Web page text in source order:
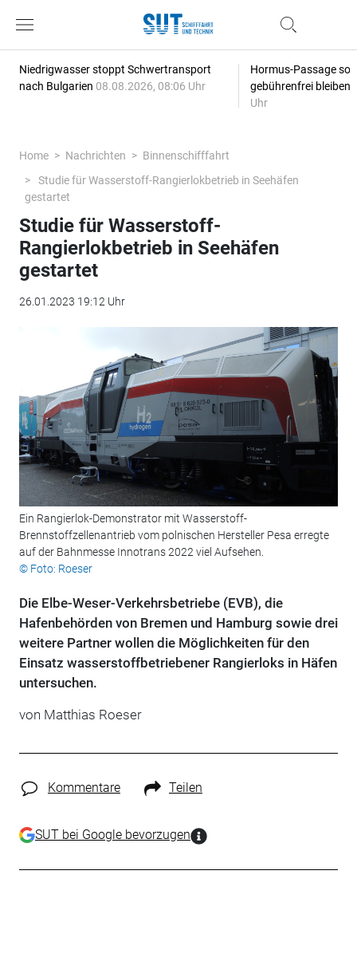
Niedrigwasser stoppt Schwertransport
nach Bulgarien 08.08.2026, 08:06 Uhr
Hormus-Passage
gebührenfrei bleiben
Uhr
Home Nachrichten
Binnenschifffahrt
Studie für Wasserstoff-Rangierlokbetrieb in Seehäfen
gestartet
Studie für Wasserstoff-
Rangierlokbetrieb in Seehäfen
gestartet
26.01.2023 19:12 Uhr
Ein Rangierlok-Demonstrator mit Wasserstoff-
Brennstoffzellenantrieb vom polnischen Hersteller Pesa erregte
auf der Bahnmesse Innotrans 2022 viel Aufsehen.
© Foto: Roeser
Die Elbe-Weser-Verkehrsbetriebe (EVB), die
Hafenbehörden von Bremen und Hamburg sowie drei
weitere Partner wollen die Möglichkeiten für den
Einsatz wasserstoffbetriebener Rangierloks in Häfen
untersuchen.
von Matthias Roeser
Kommentare Teilen
SUT bei Google bevorzugen